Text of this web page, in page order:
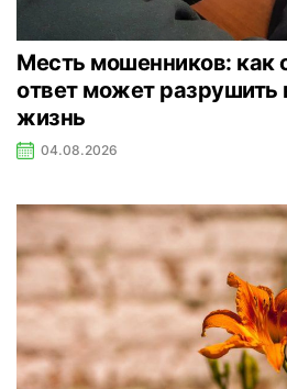
Месть мошенников: как
ответ может
жизнь
04.08.2026